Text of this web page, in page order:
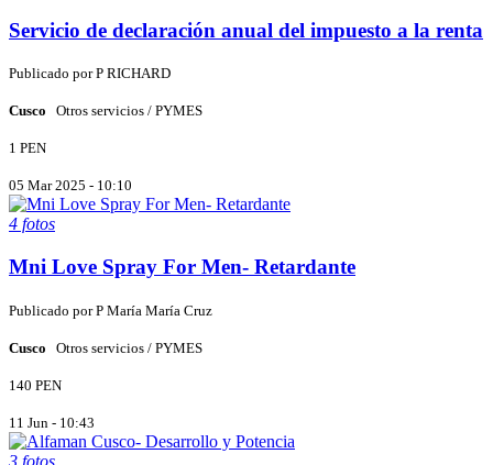
Servicio de declaración anual del impuesto a la renta
Publicado porP RICHARD
Cusco Otros servicios / PYMES
1 PEN
05 Mar 2025 - 10:10
4 fotos
Mni Love Spray For Men- Retardante
Publicado porP María María Cruz
Cusco Otros servicios / PYMES
140 PEN
11 Jun - 10:43
3 fotos